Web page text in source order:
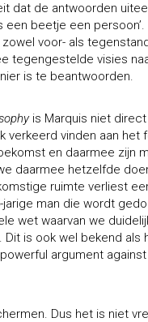
dat de antwoorden
beetje een persoon’.
voor- als
tegengestelde visies
is te beantwoorden.
is Marquis niet
verkeerd vinden aan het
en daarmee zijn
daarmee hetzelfde
ruimte verliest
man die wordt
wet waarvan we
is ook wel bekend als
argument against
Dus het is niet